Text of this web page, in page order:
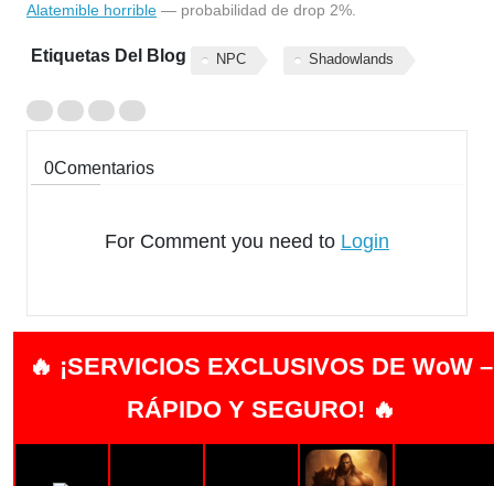
Alatemible horrible — probabilidad de drop 2%.
Etiquetas Del Blog NPC Shadowlands
0Comentarios
For Comment you need to Login
🔥 ¡SERVICIOS EXCLUSIVOS DE WoW –
RÁPIDO Y SEGURO! 🔥